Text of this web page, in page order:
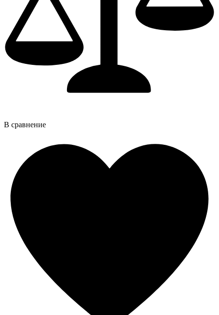
В сравнение